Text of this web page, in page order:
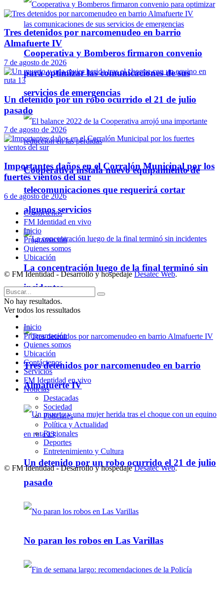
Cooperativa y Bomberos firmaron convenio
para optimizar las comunicaciones de sus
servicios de emergencias
Cooperativa instala nuevo equipamiento de
telecomunicaciones que requerirá cortar
algunos servicios
La concentración luego de la final terminó sin
incidentes
Tres detenidos por narcomenudeo en barrio
Almafuerte IV
Un detenido por un robo ocurrido el 21 de julio
pasado
No paran los robos en Las Varillas
Tres detenidos por narcomenudeo en barrio
Almafuerte IV
7 de agosto de 2026
Un detenido por un robo ocurrido el 21 de julio
pasado
7 de agosto de 2026
Importantes daños en el Corralón Municipal por los
fuertes vientos del sur
6 de agosto de 2026
Contáctenos
FM Identidad en vivo
Inicio
Programación
Quienes somos
Ubicación
© FM Identidad - Desarrollo y hospedajeDesatec Web.
No hay resultados.
Ver todos los ressultados
Inicio
Programación
Quienes somos
Ubicación
Contáctenos
Servicios
FM Identidad en vivo
Noticias
Destacadas
Sociedad
Policiales
Política y Actualidad
Regionales
Deportes
Entretenimiento y Cultura
© FM Identidad - Desarrollo y hospedajeDesatec Web.